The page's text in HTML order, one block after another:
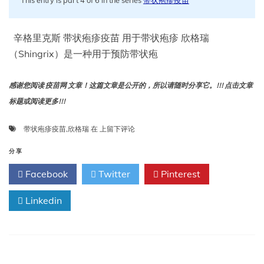
辛格里克斯 带状疱疹疫苗 用于带状疱疹 欣格瑞
（Shingrix）是一种用于预防带状疱
感谢您阅读 疫苗网 文章！这篇文章是公开的，所以请随时分享它。!!! 点击文章
标题或阅读更多!!!
带状疱疹疫苗,欣格瑞 在 欣
（带
状
疱
上留下评论
分享
Facebook Twitter Pinterest
Linkedin